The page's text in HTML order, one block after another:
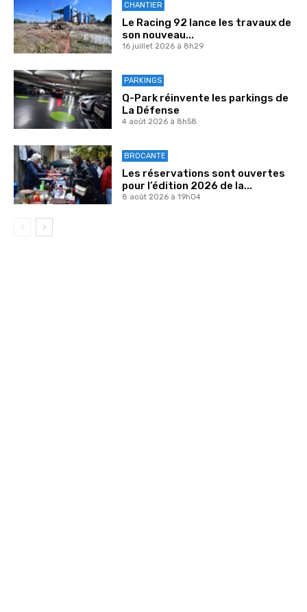
CHANTIER
Le Racing 92 lance les travaux de
son nouveau...
16 juillet 2026 à 8h29
PARKINGS
Q-Park réinvente les parkings de
La Défense
4 août 2026 à 8h58
BROCANTE
Les réservations sont ouvertes
pour l’édition 2026 de la...
8 août 2026 à 19h04